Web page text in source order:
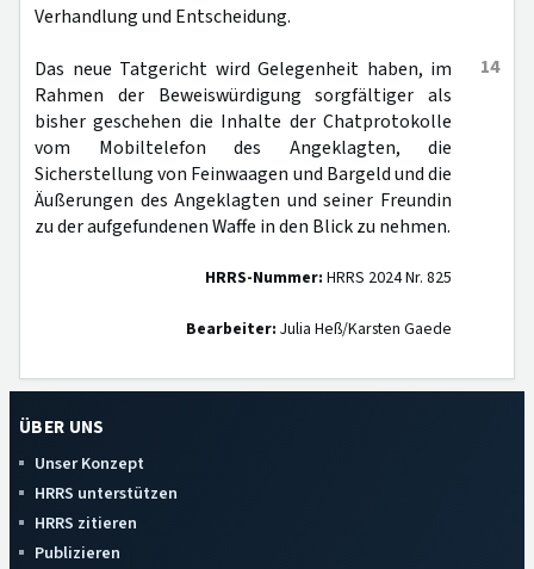
Verhandlung und Entscheidung.
14
Das neue Tatgericht wird Gelegenheit haben, im
Rahmen der Beweiswürdigung sorgfältiger als
bisher geschehen die Inhalte der Chatprotokolle
vom Mobiltelefon des Angeklagten, die
Sicherstellung von Feinwaagen und Bargeld und die
Äußerungen des Angeklagten und seiner Freundin
zu der aufgefundenen Waffe in den Blick zu nehmen.
HRRS-Nummer: HRRS 2024 Nr. 825
Bearbeiter: Julia Heß/Karsten Gaede
ÜBER UNS
Unser Konzept
HRRS unterstützen
HRRS zitieren
Publizieren